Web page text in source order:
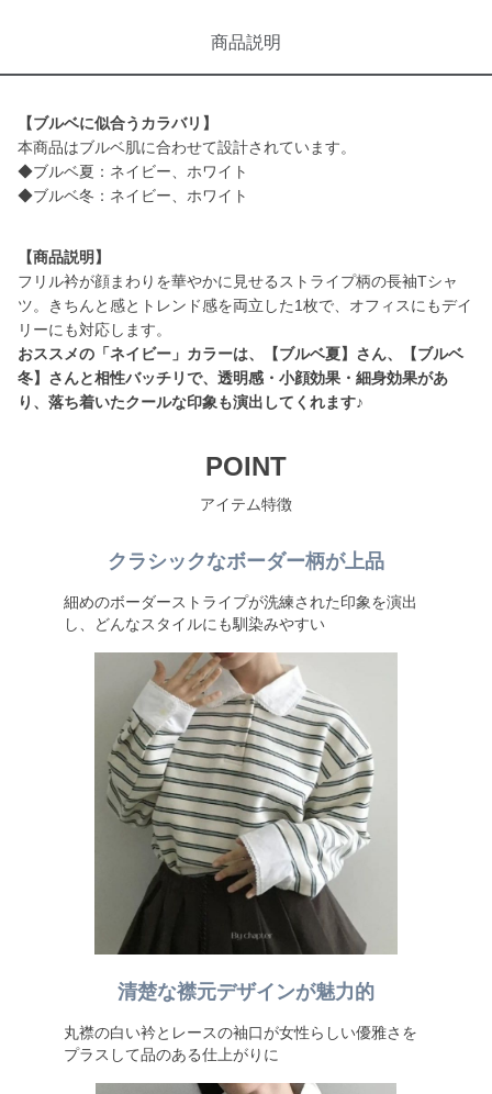
商品説明
【ブルベに似合うカラバリ】
本商品はブルベ肌に合わせて設計されています。
◆ブルベ夏：ネイビー、ホワイト
◆ブルベ冬：ネイビー、ホワイト
【商品説明】
フリル衿が顔まわりを華やかに見せるストライプ柄の長袖Tシャ
ツ。きちんと感とトレンド感を両立した1枚で、オフィスにもデイ
おススメの「ネイビー」カラーは、【ブルベ夏】さん、【ブルベ
冬】さんと相性バッチリで、透明感・小顔効果・細身効果があ
り、落ち着いたクールな印象も演出してくれます♪
POINT
アイテム特徴
クラシックなボーダー柄が上品
細めのボーダーストライプが洗練された印象を演出
し、どんなスタイルにも馴染みやすい
清楚な襟元デザインが魅力的
丸襟の白い衿とレースの袖口が女性らしい優雅さを
プラスして品のある仕上がりに